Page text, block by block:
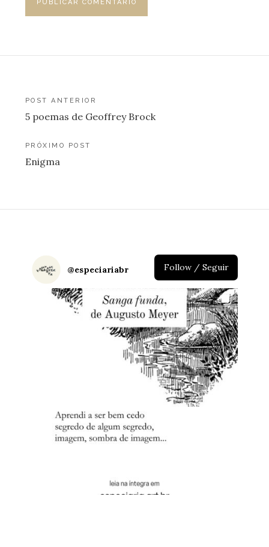
Navegação
de
Post
POST ANTERIOR
5 poemas de Geoffrey Brock
PRÓXIMO POST
Enigma
@especiariabr Follow / Seguir